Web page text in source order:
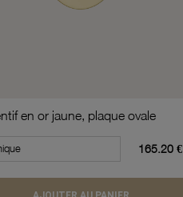
en or jaune, plaque ovale
165.20 €